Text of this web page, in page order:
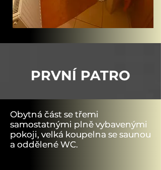
PRVNÍ PATRO
Obytná část se třemi
samostatnými plně vybavenými
pokoji, velká koupelna se saunou
a oddělené WC.
Obytná část se třemi
samostatnými plně vybavenými
pokoji, velká koupelna se saunou
a oddělené WC.